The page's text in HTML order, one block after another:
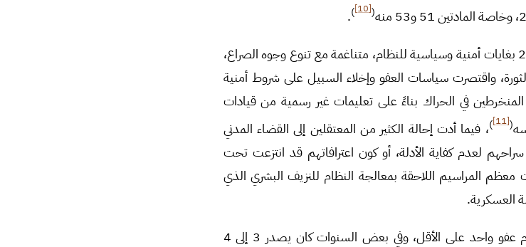
(
[10]
)
.
ارتبطت مراسيم العفو الصادرة منذ بداية عام 2011 بغايات أمنية وسياسية للنظام، متناغمة مع تنوع وجوه الصراع،
واقتصرت سياسات العفو وإخلاء السبيل على شروط أمنية
في الحراك بناءً على تعليمات غير رسمية من قيادات
(
[11]
)، فيما أدت إحالة الكثير من المعتقلين إلى القضاء المدني
لعدم كفاية الأدلة، أو كون اعترافاتهم قد انتزعت تحت
معظم المراسيم اللاحقة بمعالجة النظام للنزيف البشري الذي
العسكرية.
بشكل سنوي، ومنذ عام 2011 كان يصدر مرسوم عفو واحد على الأقل، وفي بعض السنوات كان يصدر 3 إلى 4